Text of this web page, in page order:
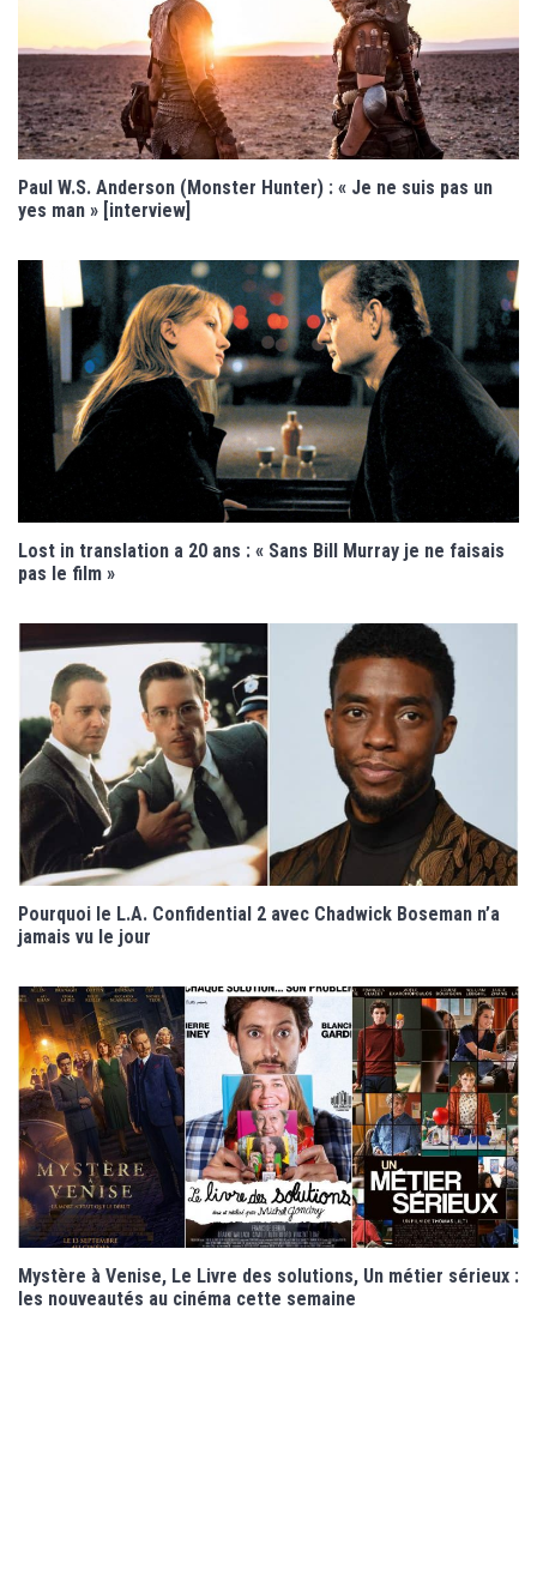
Paul W.S. Anderson (Monster Hunter) : « Je ne suis pas un
yes man » [interview]
Lost in translation a 20 ans : « Sans Bill Murray je ne faisais
pas le film »
Pourquoi le L.A. Confidential 2 avec Chadwick Boseman n’a
jamais vu le jour
Mystère à Venise, Le Livre des solutions, Un métier sérieux :
les nouveautés au cinéma cette semaine